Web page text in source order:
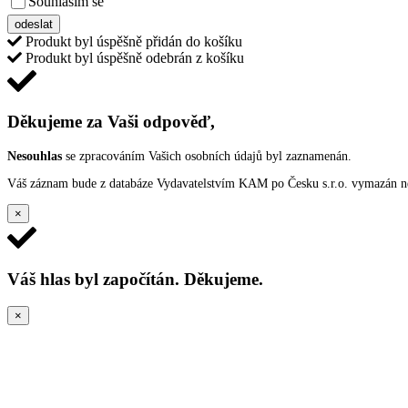
odeslat
Produkt byl úspěšně přidán do košíku
Produkt byl úspěšně odebrán z košíku
Děkujeme za Vaši odpověď,
Nesouhlas se zpracováním Vašich osobních údajů byl zaznamenán.
Váš záznam bude z databáze Vydavatelstvím KAM po Česku s.r.o. vymazán
×
Váš hlas byl započítán. Děkujeme.
×